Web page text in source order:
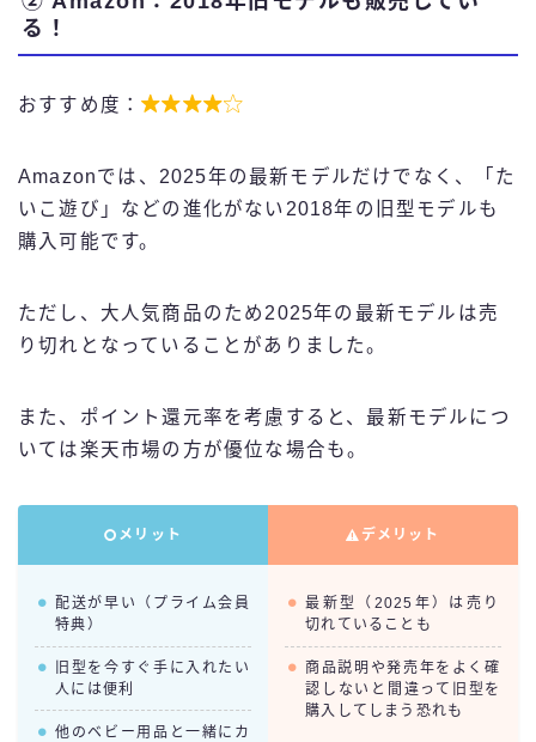
る！
おすすめ度：
Amazonでは、2025年の最新モデルだけでなく、「た
いこ遊び」などの進化がない2018年の旧型モデルも
購入可能です。
ただし、大人気商品のため2025年の最新モデルは売
り切れとなっていることがありました。
また、ポイント還元率を考慮すると、最新モデルにつ
いては楽天市場の方が優位な場合も。
メリット デメリット
配送が早い（プライム会員
特典）
旧型を今すぐ手に入れたい
人には便利
他のベビー用品と一緒にカ
最新型（2025年）は売り
切れていることも
商品説明や発売年をよく確
認しないと間違って旧型を
購入してしまう恐れも